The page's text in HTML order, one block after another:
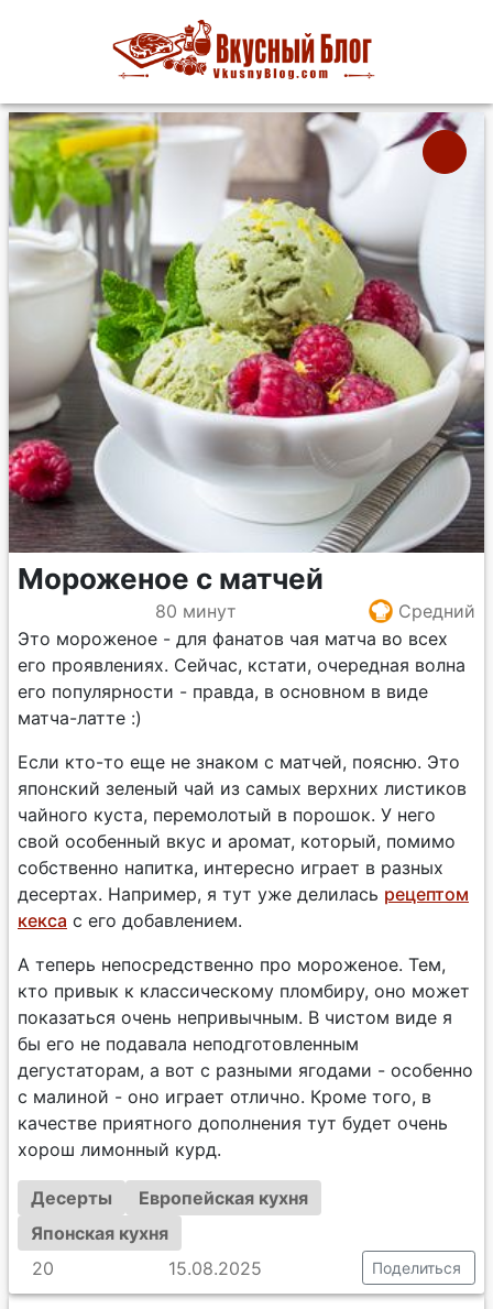
Мороженое с матчей
80 минут
Средний
Это мороженое - для фанатов чая матча во всех
его проявлениях. Сейчас, кстати, очередная волна
его популярности - правда, в основном в виде
матча-латте :)
Если кто-то еще не знаком с матчей, поясню. Это
японский зеленый чай из самых верхних листиков
чайного куста, перемолотый в порошок. У него
свой особенный вкус и аромат, который, помимо
собственно напитка, интересно играет в разных
десертах. Например, я тут уже делилась рецептом
кекса с его добавлением.
А теперь непосредственно про мороженое. Тем,
кто привык к классическому пломбиру, оно может
показаться очень непривычным. В чистом виде я
бы его не подавала неподготовленным
дегустаторам, а вот с разными ягодами - особенно
с малиной - оно играет отлично. Кроме того, в
качестве приятного дополнения тут будет очень
хорош лимонный курд.
Десерты
Европейская кухня
Японская кухня
20
15.08.2025 Поделиться